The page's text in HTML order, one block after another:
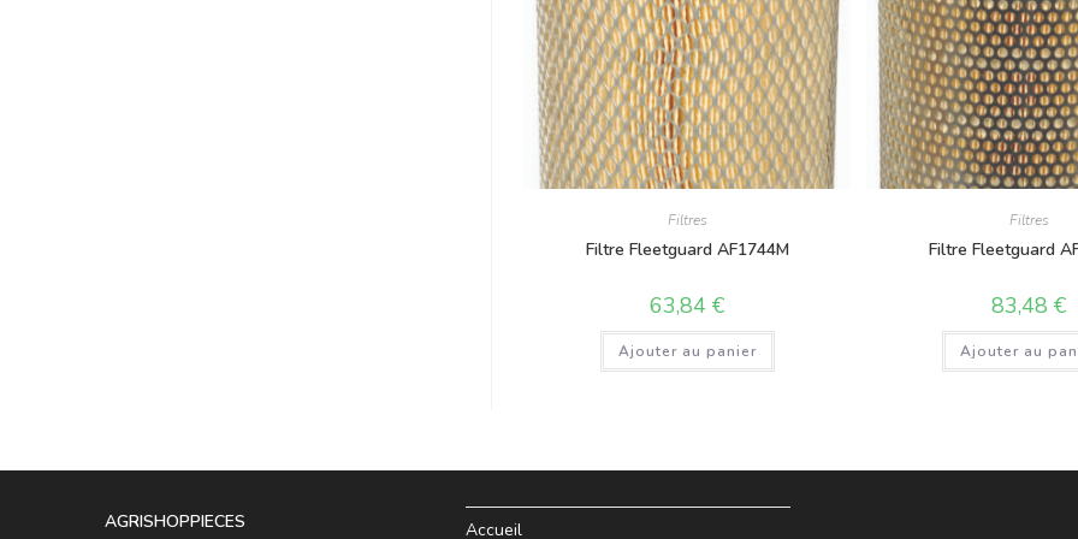
Filtres
Filtre Fleetguard AF1744M
63,84€
Ajouter au panier
Filtres
Filtre Fleetguard
83,48€
Ajouter au
AGRISHOPPIECES Accueil